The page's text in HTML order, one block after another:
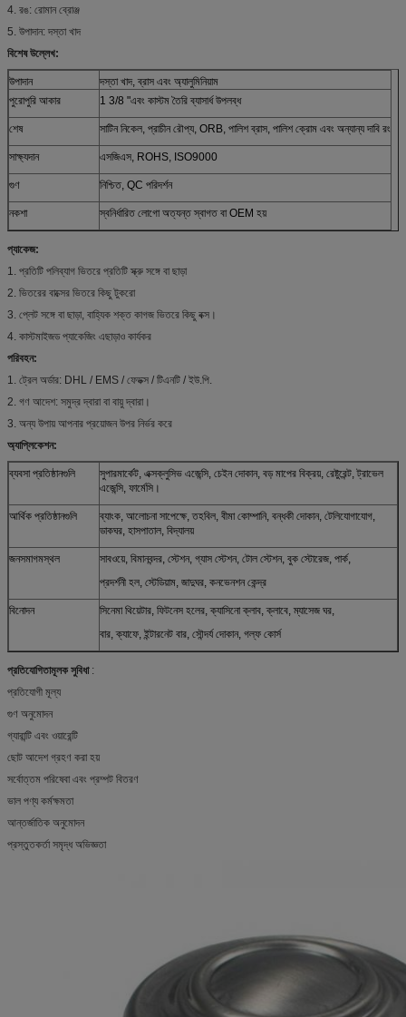
4. রঙ: রোমান ব্রোঞ্জ
5. উপাদান: দস্তা খাদ
বিশেষ উল্লেখ:
উপাদান
দস্তা খাদ, ব্রাস এবং অ্যালুমিনিয়াম
পুরোপুরি আকার
1 3/8 "এবং কাস্টম তৈরি ব্যাসার্ধ উপলব্ধ
শেষ সাটিন নিকেল, প্রাচীন রৌপ্য, ORB, পালিশ ব্রাস, পালিশ ক্রোম এবং অন্যান্য দাবি রং
সাক্ষ্যদান এসজিএস, ROHS, ISO9000
গুণ নিশ্চিত, QC পরিদর্শন
নকশা স্বনির্ধারিত লোগো অত্যন্ত স্বাগত বা OEM হয়
প্যাকেজ:
1. প্রতিটি পলিব্যাগ ভিতরে প্রতিটি স্ক্রু সঙ্গে বা ছাড়া
2. ভিতরের বাক্সের ভিতরে কিছু টুকরো
3. প্লেট সঙ্গে বা ছাড়া, বাহ্যিক শক্ত কাগজ ভিতরে কিছু বক্স।
4. কাস্টমাইজড প্যাকেজিং এছাড়াও কার্যকর
পরিবহন:
1. ট্রেল অর্ডার: DHL / EMS / ফেডক্স / টিএনটি / ইউ.পি.
2. গণ আদেশ: সমুদ্র দ্বারা বা বায়ু দ্বারা।
3. অন্য উপায় আপনার প্রয়োজন উপর নির্ভর করে
অ্যাপ্লিকেশন:
ব্যবসা প্রতিষ্ঠানগুলি
সুপারমার্কেট, এক্সক্লুসিভ এজেন্সি, চেইন দোকান, বড় মাপের বিক্রয়, রেষ্টুরেন্ট, ট্রাভেল
এজেন্সি, ফার্মেসি।
আর্থিক প্রতিষ্ঠানগুলি
ব্যাংক, আলোচনা সাপেক্ষে, তহবিল, বীমা কোম্পানি, বন্ধকী দোকান, টেলিযোগাযোগ,
ডাকঘর, হাসপাতাল, বিদ্যালয়
জনসমাগমস্থল
সাবওয়ে, বিমানবন্দর, স্টেশন, গ্যাস স্টেশন, টোল স্টেশন, বুক স্টোরেজ, পার্ক,
প্রদর্শনী হল, স্টেডিয়াম, জাদুঘর, কনভেনশন কেন্দ্র
বিনোদন
সিনেমা থিয়েটার, ফিটনেস হলের, ক্যাসিনো ক্লাব, ক্লাবে, ম্যাসেজ ঘর,
বার, ক্যাফে, ইন্টারনেট বার, সৌন্দর্য দোকান, গল্ফ কোর্স
প্রতিযোগিতামূলক সুবিধা:
প্রতিযোগী মূল্য
গুণ অনুমোদন
গ্যারান্টি এবং ওয়ারেন্টি
ছোট আদেশ গ্রহণ করা হয়
সর্বোত্তম পরিষেবা এবং প্রম্পট বিতরণ
ভাল পণ্য কর্মক্ষমতা
আন্তর্জাতিক অনুমোদন
প্রস্তুতকর্তা সমৃদ্ধ অভিজ্ঞতা